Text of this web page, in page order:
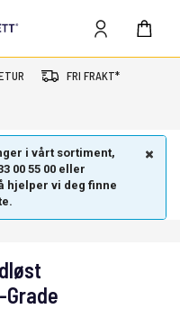
FRI FRAKT*
i vårt sortiment,
00 55 00 eller
hjelper vi deg finne